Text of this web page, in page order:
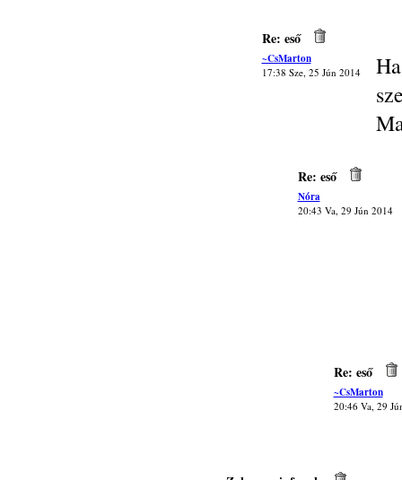
Re: eső
~CsMarton
17:38 Sze, 25 Jún 2014
Re: eső
Nóra
20:43 Va, 29 Jún 2014
Re: eső
~CsMarton
20:46 Va, 29